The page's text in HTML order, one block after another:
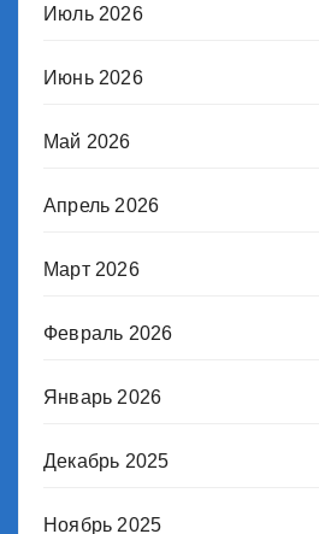
Июль 2026
Июнь 2026
Май 2026
Апрель 2026
Март 2026
Февраль 2026
Январь 2026
Декабрь 2025
Ноябрь 2025